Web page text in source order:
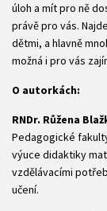
úloh a mít pro ně
právě pro vás.
dětmi, a hlavně
možná i pro vás
O autorkách:
RNDr. Růžena
Pedagogické
výuce didaktiky
vzdělávacími
učení.